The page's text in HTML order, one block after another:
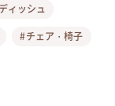
ィッシュ
#チェア・椅子